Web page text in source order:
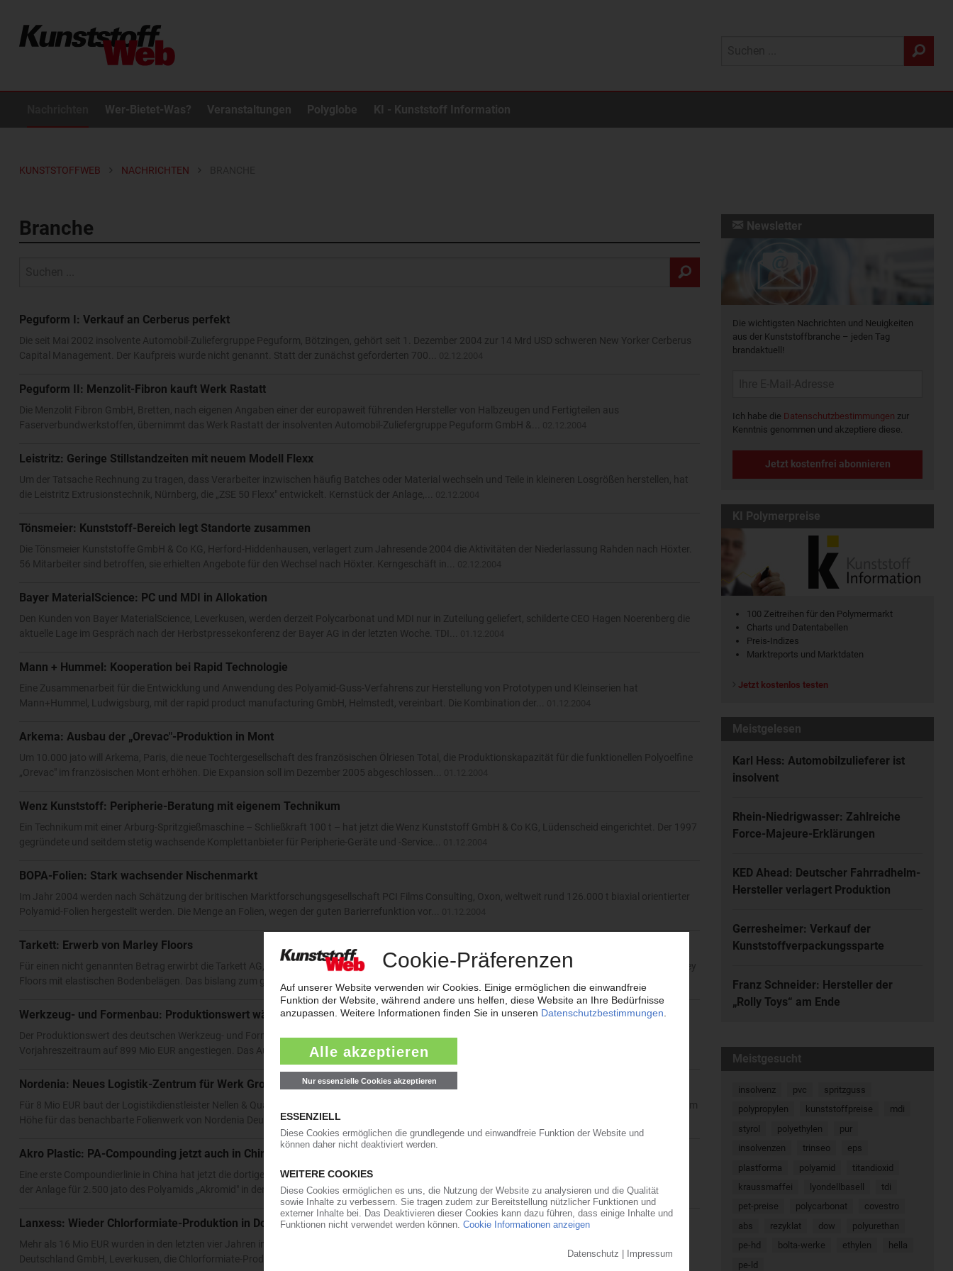
Wer-Bietet-Was? Veranstaltungen Polyglobe KI - Kunststoff Information
KUNSTSTOFFWEB NACHRICHTEN
Branche
Peguform I: Verkauf an Cerberus perfekt
Die seit Mai 2002 insolvente Automobil-Zuliefergruppe Peguform, Bötzingen, gehört seit 1. Dezember 2004 zur 14 Mrd USD schweren New Yorker Cerberus
Capital Management. Der Kaufpreis wurde nicht genannt. Statt der zunächst geforderten 700...
Peguform II: Menzolit-Fibron kauft Werk Rastatt
Die Menzolit Fibron GmbH, Bretten, nach eigenen Angaben einer der europaweit führenden Hersteller von Halbzeugen und Fertigteilen aus
Faserverbundwerkstoffen, übernimmt das Werk Rastatt der insolventen Automobil-Zuliefergruppe Peguform GmbH &...
Leistritz: Geringe Stillstandzeiten mit neuem Modell Flexx
Um der Tatsache Rechnung zu tragen, dass Verarbeiter inzwischen häufig Batches oder Material wechseln und Teile in kleineren Losgrößen herstellen, hat
die Leistritz Extrusionstechnik, Nürnberg, die „ZSE 50 Flexx" entwickelt. Kernstück der Anlage,...
Tönsmeier: Kunststoff-Bereich legt Standorte zusammen
Die Tönsmeier Kunststoffe GmbH & Co KG, Herford-Hiddenhausen, verlagert zum Jahresende 2004 die Aktivitäten der Niederlassung Rahden nach Höxter.
56 Mitarbeiter sind betroffen, sie erhielten Angebote für den Wechsel nach Höxter. Kerngeschäft in...
Bayer MaterialScience: PC und MDI in Allokation
Den Kunden von Bayer MaterialScience, Leverkusen, werden derzeit Polycarbonat und MDI nur in Zuteilung geliefert, schilderte CEO Hagen Noerenberg die
aktuelle Lage im Gespräch nach der Herbstpressekonferenz der Bayer AG in der letzten Woche. TDI...
Mann + Hummel: Kooperation bei Rapid Technologie
Eine Zusammenarbeit für die Entwicklung und Anwendung des Polyamid-Guss-Verfahrens zur Herstellung von Prototypen und Kleinserien hat
Mann+Hummel, Ludwigsburg, mit der rapid product manufacturing GmbH, Helmstedt, vereinbart. Die Kombination der...
Arkema: Ausbau der „Orevac"-Produktion in Mont
Um 10.000 jato will Arkema, Paris, die neue Tochtergesellschaft des französischen Ölriesen Total, die Produktionskapazität für die funktionellen Polyoelfine
„Orevac" im französischen Mont erhöhen. Die Expansion soll im Dezember 2005 abgeschlossen...
Wenz Kunststoff: Peripherie-Beratung mit eigenem Technikum
Ein Technikum mit einer Arburg-Spritzgießmaschine – Schließkraft 100 t – hat jetzt die Wenz Kunststoff GmbH & Co KG, Lüdenscheid eingerichtet. Der 1997
gegründete und seitdem stetig wachsende Komplettanbieter für Peripherie-Geräte und -Service...
BOPA-Folien: Stark wachsender Nischenmarkt
Im Jahr 2004 werden nach Schätzung der britischen Marktforschungsgesellschaft PCI Films Consulting, Oxon, weltweit rund 126.000 t biaxial orientierter
Polyamid-Folien hergestellt werden. Die Menge an Folien, wegen der guten Barierrefunktion vor...
Tarkett: Erwerb von Marley Floors
Für einen nicht genannten Betrag erwirbt die Tarkett AG, Frankenthal vorbehaltlich der Zustimmung der Kartellbehörden das Geschäft der britischen Marley
Floors mit elastischen Bodenbelägen. Das bislang zum großen belgischen Baustoffkonzern Etex...
Werkzeug- und Formenbau: Produktionswert wächst weiter
Der Produktionswert des deutschen Werkzeug- und Formenbaus für die Kunststofftechnik ist im ersten Halbjahr 2004 um 4,4 Prozent gegenüber dem
Vorjahreszeitraum auf 899 Mio EUR angestiegen. Das Ausland buche weiter gut, während die Inlandsgeschäfte...
Nordenia: Neues Logistik-Zentrum für Werk Gronau
Für 8 Mio EUR baut der Logistikdienstleister Nellen & Quack The Green lione, Gronau, auf eigenem Gelände eine Hochregalanlage mit 150 m Länge und 18 m
Höhe für das benachbarte Folienwerk von Nordenia Deutschland Gronau. Ab dem 1. August 2004...
Akro Plastic: PA-Compounding jetzt auch in China
Eine erste Compoundierlinie in China hat jetzt die dortige Tochtergesellschaft von Akro-Plastic, Niederzissen, in Betrieb genommen. Die offizielle Eröffnung
der Anlage für 2.500 jato des Polyamids „Akromid" in der Nähe von Shanghai soll im Januar... 30.11.2004
Lanxess: Wieder Chlorformiate-Produktion in Dormagen
Mehr als 16 Mio EUR wurden in den letzten vier Jahren in die Modernisierung der CAE-Anlage im Chemiepark Dormagen investiert. Nun nimmt die Lanxess
Deutschland GmbH, Leverkusen, die Chlorformiate-Produktion wieder auf. In diesem Bereich wurden...
Newsletter
Die wichtigsten Nachrichten und Neuigkeiten
aus der Kunststoffbranche – jeden Tag
brandaktuell!
Ich habe die Datenschutzbestimmungen zur
Kenntnis genommen und akzeptiere diese.
Jetzt kostenfrei abonnieren
KI Polymerpreise
100 Zeitreihen für den Polymermarkt
Charts und Datentabellen
Preis-Indizes
Marktreports und Marktdaten
Jetzt kostenlos testen
Meistgelesen
Karl Hess: Automobilzulieferer ist
insolvent
Rhein-Niedrigwasser: Zahlreiche
Force-Majeure-Erklärungen
KED Ahead: Deutscher Fahrradhelm-
Hersteller verlagert Produktion
Gerresheimer: Verkauf der
Kunststoffverpackungssparte
Franz Schneider: Hersteller der
„Rolly Toys“ am Ende
Meistgesucht
insolvenz pvc
spritzguss
polypropylen
kunststoffpreise
mdi
styrol
polyethylen
pur
insolvenzen
trinseo
eps
plastforma
polyamid
titandioxid
kraussmaffei
lyondellbasell
tdi
pet-preise
polycarbonat
covestro
abs
rezyklat dow
polyurethan
pe-hd
bolta-werke ethylen
hella
pe-ld